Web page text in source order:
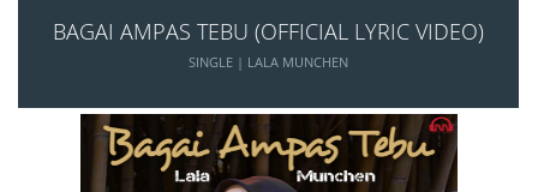
BAGAI AMPAS TEBU (OFFICIAL LYRIC VIDEO)
SINGLE | LALA MUNCHEN